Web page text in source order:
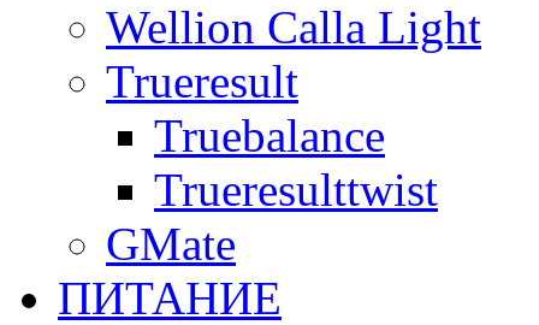
Wellion Calla Light
Trueresult
Truebalance
Trueresulttwist
GMate
ПИТАНИЕ